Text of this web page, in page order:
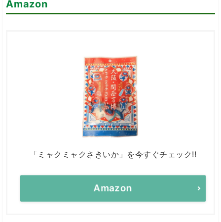
Amazon
「ミャクミャクさきいか」を今すぐチェック!!
Amazon